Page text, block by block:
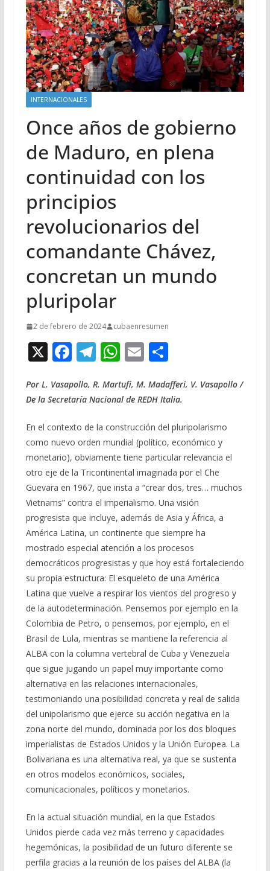
INTERNACIONALES
Once años de gobierno
de Maduro, en plena
continuidad con los
principios
revolucionarios del
comandante Chávez,
concretan un mundo
pluripolar
2 de febrero de 2024 cubaenresumen
X F
e
b
o
o
k
T
e
gr
a
m
W
at
s
A
p
p
E
ai
l
C
m
p
ar
ti
r
Por L. Vasapollo, R. Martufi, M. Madafferi, V. Vasapollo /
De la Secretaría Nacional de REDH Italia.
En el contexto de la construcción del pluripolarismo
como nuevo orden mundial (político, económico y
monetario), obviamente tiene particular relevancia el
otro eje de la Tricontinental imaginada por el Che
Guevara en 1967, que insta a “crear dos, tres… muchos
Vietnams” contra el imperialismo. Una visión
progresista que incluye, además de Asia y África, a
América Latina, un continente que siempre ha
mostrado especial atención a los procesos
democráticos progresistas y que hoy está fortaleciendo
su propia estructura: El esqueleto de una América
Latina que vuelve a respirar los vientos del progreso y
de la autodeterminación. Pensemos por ejemplo en la
Colombia de Petro, o pensemos, por ejemplo, en el
Brasil de Lula, mientras se mantiene la referencia al
ALBA con la columna vertebral de Cuba y Venezuela
que sigue jugando un papel muy importante como
alternativa en las relaciones internacionales,
testimoniando una posibilidad concreta y real de salida
del unipolarismo que ejerce su acción negativa en la
zona norte del mundo, dominada por los dos bloques
imperialistas de Estados Unidos y la Unión Europea. La
Bolivariana es una alternativa real, ya que se sustenta
en otros modelos económicos, sociales,
comunicacionales, políticos y monetarios.
En la actual situación mundial, en la que Estados
Unidos pierde cada vez más terreno y capacidades
hegemónicas, la posibilidad de un futuro diferente se
perfila gracias a la reunión de los países del ALBA (la